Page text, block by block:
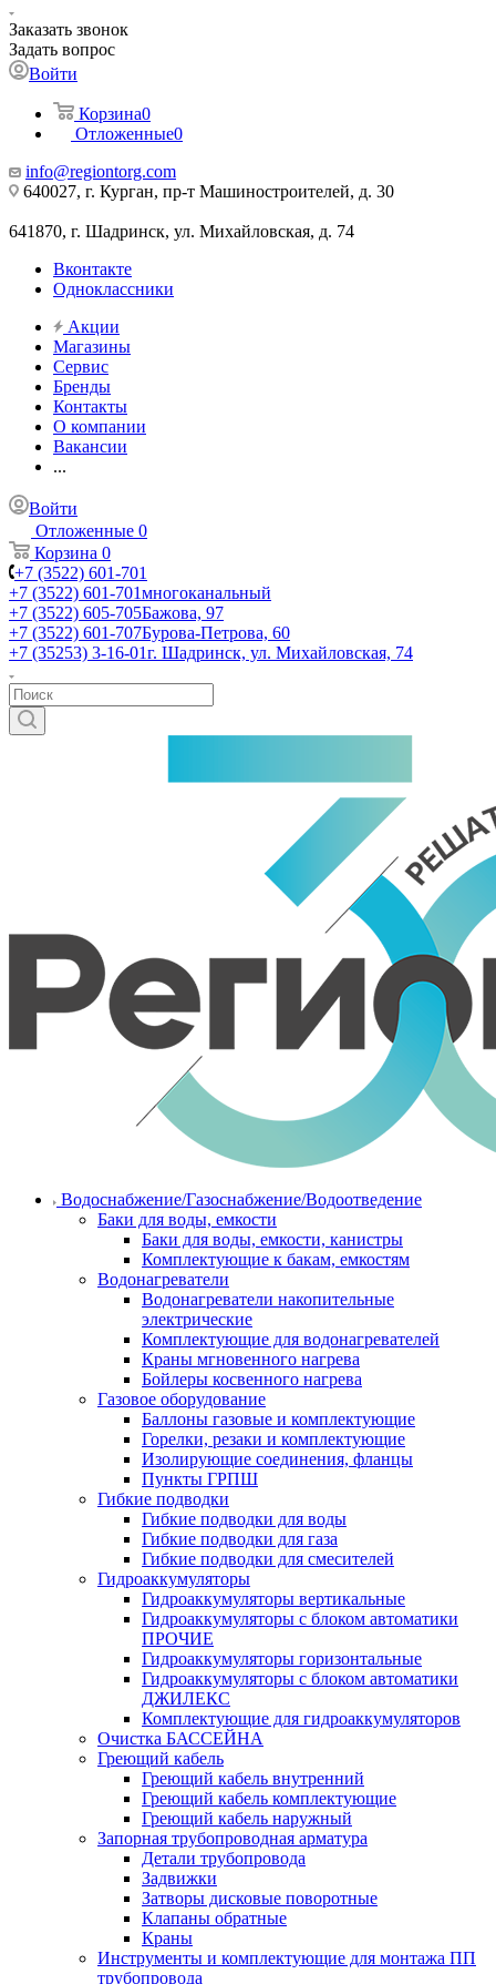
Заказать звонок
Задать вопрос
Войти
Корзина0
Отложенные0
info@regiontorg.com
640027, г. Курган, пр-т Машиностроителей, д. 30
641870, г. Шадринск, ул. Михайловская, д. 74
Вконтакте
Одноклассники
Акции
Магазины
Сервис
Бренды
Контакты
О компании
Вакансии
...
Войти
Отложенные 0
Корзина 0
+7 (3522) 601-701
+7 (3522) 601-701многоканальный
+7 (3522) 605-705Бажова, 97
+7 (3522) 601-707Бурова-Петрова, 60
+7 (35253) 3-16-01г. Шадринск, ул. Михайловская, 74
Водоснабжение/Газоснабжение/Водоотведение
Баки для воды, емкости
Баки для воды, емкости, канистры
Комплектующие к бакам, емкостям
Водонагреватели
Водонагреватели накопительные
электрические
Комплектующие для водонагревателей
Краны мгновенного нагрева
Бойлеры косвенного нагрева
Газовое оборудование
Баллоны газовые и комплектующие
Горелки, резаки и комплектующие
Изолирующие соединения, фланцы
Пункты ГРПШ
Гибкие подводки
Гибкие подводки для воды
Гибкие подводки для газа
Гибкие подводки для смесителей
Гидроаккумуляторы
Гидроаккумуляторы вертикальные
Гидроаккумуляторы с блоком автоматики
ПРОЧИЕ
Гидроаккумуляторы горизонтальные
Гидроаккумуляторы с блоком автоматики
ДЖИЛЕКС
Комплектующие для гидроаккумуляторов
Очистка БАССЕЙНА
Греющий кабель
Греющий кабель внутренний
Греющий кабель комплектующие
Греющий кабель наружный
Запорная трубопроводная арматура
Детали трубопровода
Задвижки
Затворы дисковые поворотные
Клапаны обратные
Краны
Инструменты и комплектующие для монтажа ПП
трубопровода